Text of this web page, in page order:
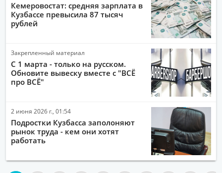
Кемеровостат: средняя зарплата в
Кузбассе превысила 87 тысяч
рублей
Закрепленный материал
С 1 марта - только на русском.
Обновите вывеску вместе с "ВСЁ
про ВСЁ"
2 июня 2026 г., 01:54
Подростки Кузбасса заполоняют
рынок труда - кем они хотят
работать